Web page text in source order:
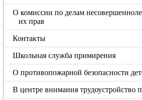
О комиссии по делам
их прав
Контакты
Школьная служба примирения
О противопожарной безопасности
В центре внимания трудоустройство